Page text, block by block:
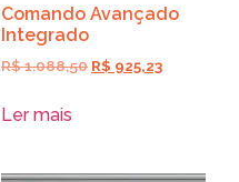
Comando Avançado
Integrado
R$1.088,50 R$ 925,23
Ler mais